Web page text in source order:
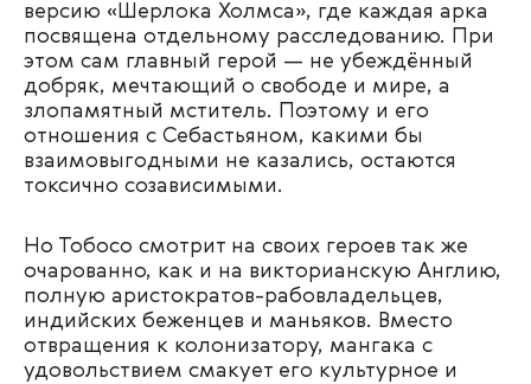
версию «Шерлока Холмса», где каждая арка
посвящена отдельному расследованию. При
этом сам главный герой — не убеждённый
добряк, мечтающий о свободе и мире, а
злопамятный мститель. Поэтому и его
отношения с Себастьяном, какими бы
взаимовыгодными не казались, остаются
токсично созависимыми.
Но Тобосо смотрит на своих героев так же
очарованно, как и на викторианскую Англию,
полную аристократов-рабовладельцев,
индийских беженцев и маньяков. Вместо
отвращения к колонизатору, мангака с
удовольствием смакует его культурное и